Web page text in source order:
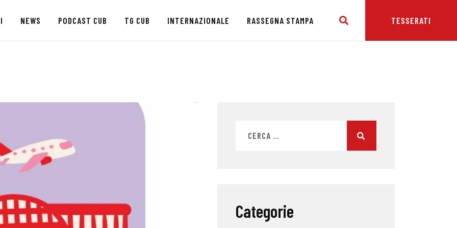
NEWS PODCAST CUB TG CUB INTERNAZIONALE RASSEGNA STAMPA TESSERATI
SIAMO
CUB
STAMPA
Categorie